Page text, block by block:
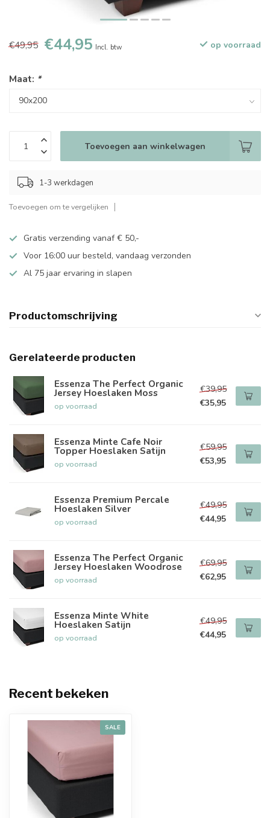
€49,95 €44,95 Incl. btw op voorraad
Maat: *
Toevoegen aan winkelwagen
1-3 werkdagen
Toevoegen om te vergelijken
Gratis verzending vanaf € 50,-
Voor 16:00 uur besteld, vandaag verzonden
Al 75 jaar ervaring in slapen
Productomschrijving
Gerelateerde producten
Essenza The Perfect Organic
Jersey Hoeslaken Moss
op voorraad
€39,95
€35,95
Essenza Minte Cafe Noir
Topper Hoeslaken Satijn
op voorraad
€59,95
€53,95
Essenza Premium Percale
Hoeslaken Silver
op voorraad
€49,95
€44,95
Essenza The Perfect Organic
Jersey Hoeslaken Woodrose
op voorraad
€69,95
€62,95
Essenza Minte White
Hoeslaken Satijn
op voorraad
€49,95
€44,95
Recent bekeken
SALE